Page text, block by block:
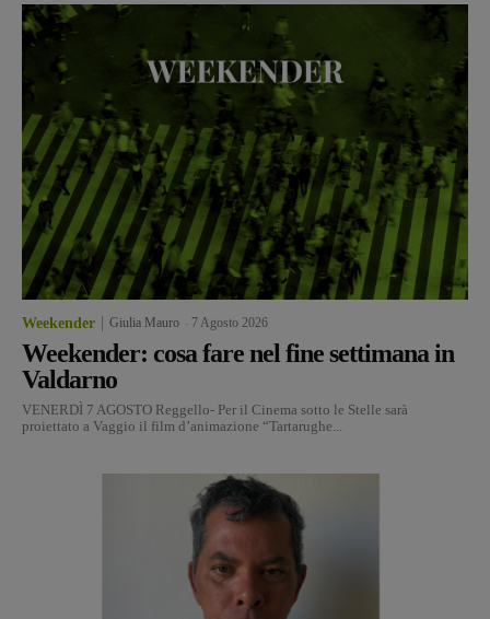
Weekender Giulia Mauro 7 Agosto 2026
Weekender: cosa fare nel fine settimana in
Valdarno
VENERDÌ 7 AGOSTO Reggello- Per il Cinema sotto le Stelle sarà
proiettato a Vaggio il film d’animazione “Tartarughe...